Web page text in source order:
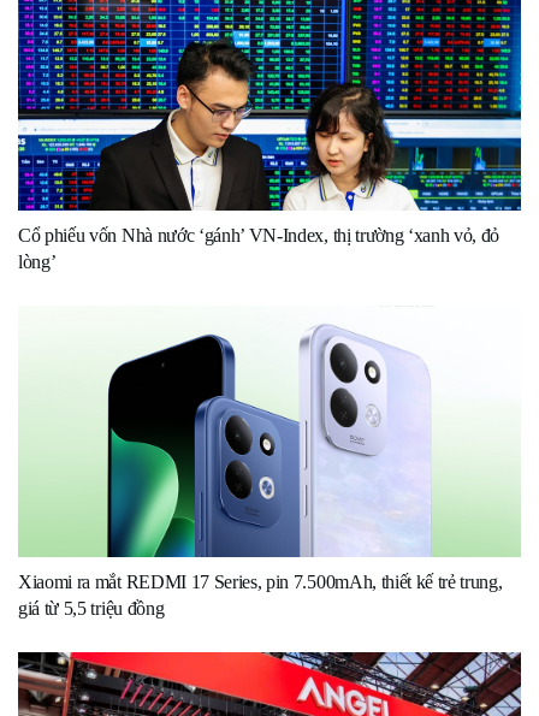
Cổ phiếu vốn Nhà nước ‘gánh’ VN-Index, thị trường ‘xanh vỏ, đỏ
lòng’
Xiaomi ra mắt REDMI 17 Series, pin 7.500mAh, thiết kế trẻ trung,
giá từ 5,5 triệu đồng